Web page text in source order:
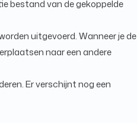
bestand van de gekoppelde
uitgevoerd. Wanneer je de
naar een andere
Er verschijnt nog een